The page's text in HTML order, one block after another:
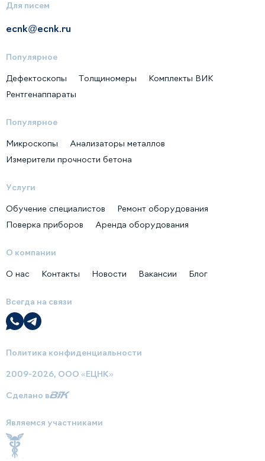
Для писем
ecnk@ecnk.ru
Популярное
Дефектоскопы Толщиномеры
Комплекты ВИК
Рентгенаппараты
Популярное
Микроскопы
Анализаторы металлов
Измерители прочности бетона
Услуги
Обучение специалистов
Ремонт оборудования
Поверка приборов
Аренда оборудования
О компании
О нас Контакты Новости Вакансии Блог
Всегда на связи
Политика конфиденциальности
2009-2026, ООО «ЕЦНК»
Сделано в
Являемся участниками